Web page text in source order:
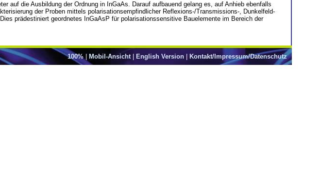
auf die Ausbildung der Ordnung in InGaAs. Darauf aufbauend gelang es, auf Anhieb ebenfalls
der Proben mittels polarisationsempfindlicher Reflexions-/Transmissions-, Dunkelfeld-
prädestiniert geordnetes InGaAsP für polarisationssensitive Bauelemente im Bereich der
100%| Mobil-Ansicht| English Version Kontakt/Impressum/Datenschutz